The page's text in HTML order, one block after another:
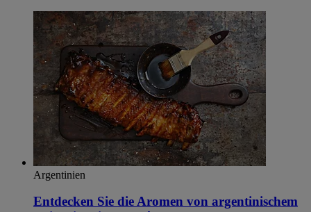
Argentinien
Entdecken Sie die Aromen von argentinischem